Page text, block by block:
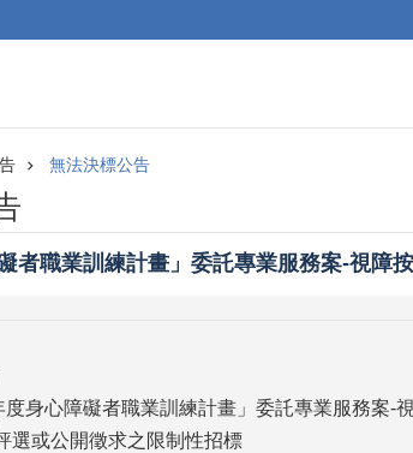
無法決標公告
者職業訓練計畫」委託專業服務案-視障
度身心障礙者職業訓練計畫」委託專業服務案-
選或公開徵求之限制性招標